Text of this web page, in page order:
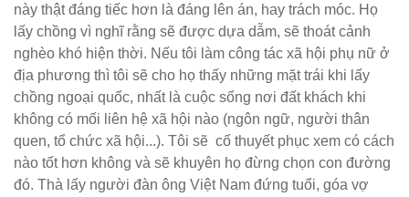
này thật đáng tiếc hơn là đáng lên án, hay trách móc. Họ
lấy chồng vì nghĩ rằng sẽ được dựa dẫm, sẽ thoát cảnh
nghèo khó hiện thời. Nếu tôi làm công tác xã hội phụ nữ ở
địa phương thì tôi sẽ cho họ thấy những mặt trái khi lấy
chồng ngoại quốc, nhất là cuộc sống nơi đất khách khi
không có mối liên hệ xã hội nào (ngôn ngữ, người thân
quen, tổ chức xã hội...). Tôi sẽ cố thuyết phục xem có cách
nào tốt hơn không và sẽ khuyên họ đừng chọn con đường
đó. Thà lấy người đàn ông Việt Nam đứng tuổi, góa vợ